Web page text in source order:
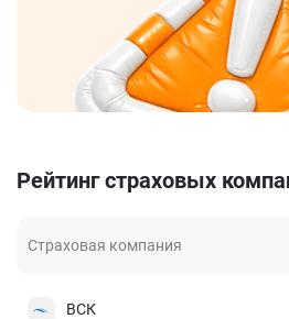
Рейтинг страховых
Страховая компания
ВСК